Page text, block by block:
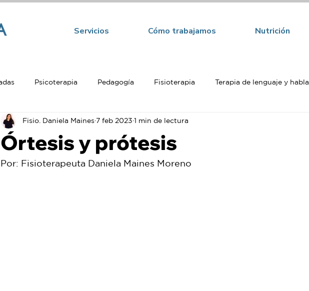
Servicios Cómo trabajamos Nutrición
Psicoterapia Pedagogía Fisioterapia Terapia de lenguaje y habla
Neuropsicología
Órtesis y prótesis
Fisio. Daniela Maines 7 feb 2023 1 min de lectura
Por: Fisioterapeuta Daniela Maines Moreno